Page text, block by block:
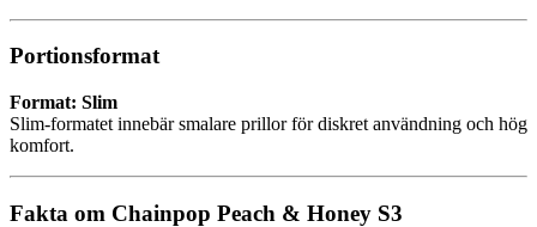
Portionsformat
Format: Slim
Slim-formatet innebär smalare prillor för diskret användning och hög
komfort.
Fakta om Chainpop Peach & Honey S3